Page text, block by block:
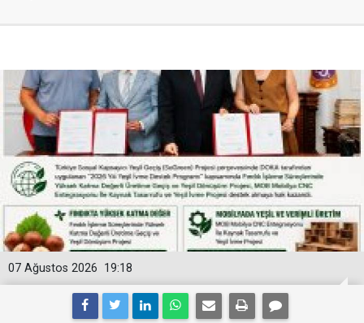
19:18
07 Ağustos 2026